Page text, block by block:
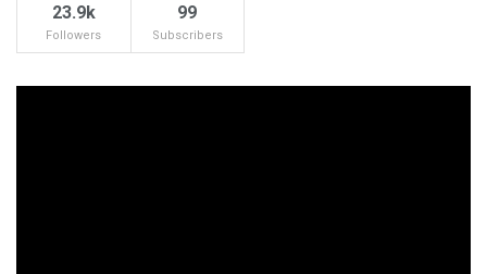
23.9k
Followers
99
Subscribers